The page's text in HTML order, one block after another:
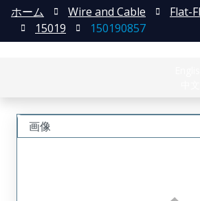
ホーム Wire and Cable
Flat-
15019
150190857
画像